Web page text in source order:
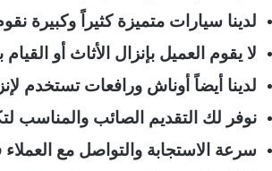
لدينا سيارات متميزة كثيراً وكبيرة
لا يقوم العميل بإنزال الأثاث أو
لدينا أيضاً أوناش ورافعات تستخدم
نوفر لك التقديم الصائب والمناسب
سرعة الاستجابة والتواصل مع